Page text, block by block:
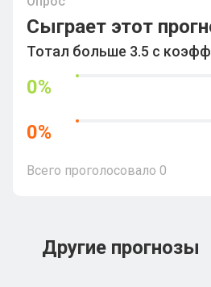
Сыграет этот
Тотал больше 3.5 с
0%
0%
Всего проголосовало 0
Другие прогнозы